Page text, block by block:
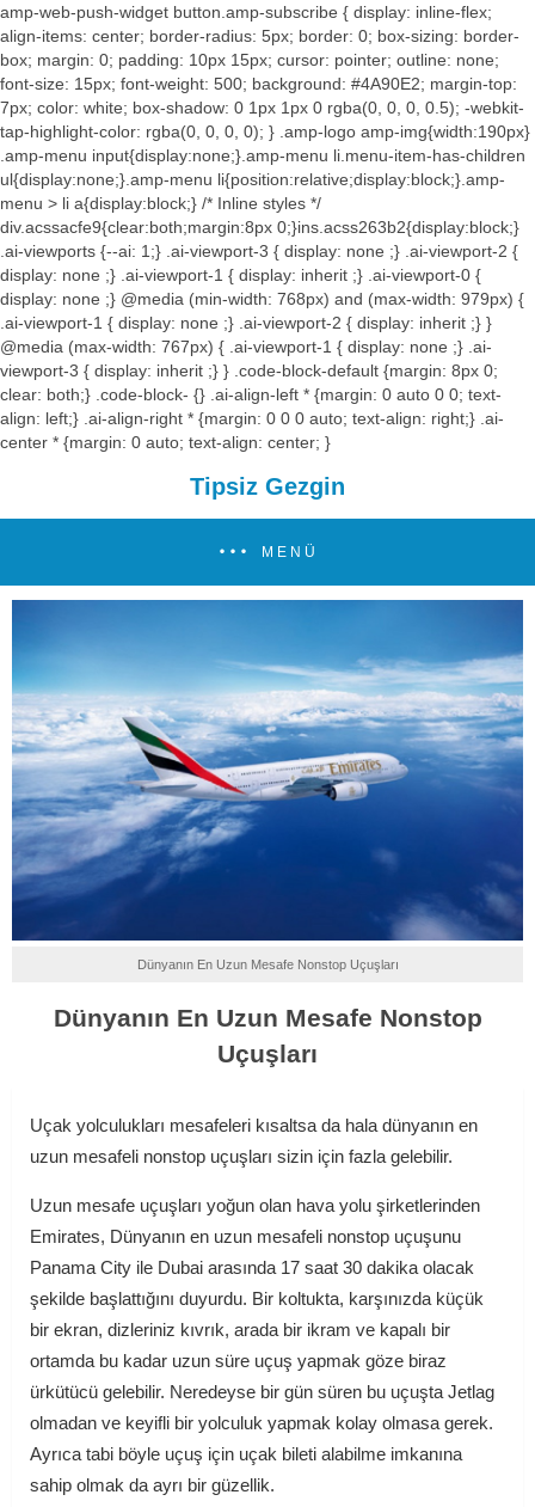
amp-web-push-widget button.amp-subscribe { display: inline-flex;
align-items: center; border-radius: 5px; border: 0; box-sizing: border-
box; margin: 0; padding: 10px 15px; cursor: pointer; outline: none;
font-size: 15px; font-weight: 500; background: #4A90E2; margin-top:
7px; color: white; box-shadow: 0 1px 1px 0 rgba(0, 0, 0, 0.5); -webkit-
tap-highlight-color: rgba(0, 0, 0, 0); } .amp-logo amp-img{width:190px}
.amp-menu input{display:none;}.amp-menu li.menu-item-has-children
ul{display:none;}.amp-menu li{position:relative;display:block;}.amp-
menu > li a{display:block;} /* Inline styles */
div.acssacfe9{clear:both;margin:8px 0;}ins.acss263b2{display:block;}
.ai-viewports {--ai: 1;} .ai-viewport-3 { display: none ;} .ai-viewport-2 {
display: none ;} .ai-viewport-1 { display: inherit ;} .ai-viewport-0 {
display: none ;} @media (min-width: 768px) and (max-width: 979px) {
.ai-viewport-1 { display: none ;} .ai-viewport-2 { display: inherit ;} }
@media (max-width: 767px) { .ai-viewport-1 { display: none ;} .ai-
viewport-3 { display: inherit ;} } .code-block-default {margin: 8px 0;
clear: both;} .code-block- {} .ai-align-left * {margin: 0 auto 0 0; text-
align: left;} .ai-align-right * {margin: 0 0 0 auto; text-align: right;} .ai-
center * {margin: 0 auto; text-align: center; }
Tipsiz Gezgin
MENÜ
Dünyanın En Uzun Mesafe Nonstop Uçuşları
Dünyanın En Uzun Mesafe Nonstop
Uçuşları
Uçak yolculukları mesafeleri kısaltsa da hala dünyanın en
uzun mesafeli nonstop uçuşları sizin için fazla gelebilir.
Uzun mesafe uçuşları yoğun olan hava yolu şirketlerinden
Emirates, Dünyanın en uzun mesafeli nonstop uçuşunu
Panama City ile Dubai arasında 17 saat 30 dakika olacak
şekilde başlattığını duyurdu. Bir koltukta, karşınızda küçük
bir ekran, dizleriniz kıvrık, arada bir ikram ve kapalı bir
ortamda bu kadar uzun süre uçuş yapmak göze biraz
ürkütücü gelebilir. Neredeyse bir gün süren bu uçuşta Jetlag
olmadan ve keyifli bir yolculuk yapmak kolay olmasa gerek.
Ayrıca tabi böyle uçuş için uçak bileti alabilme imkanına
sahip olmak da ayrı bir güzellik.